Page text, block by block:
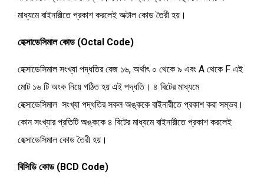
মাধ্যমে বাইনারীতে প্রকাশ করলেই অক্টাল কোড তৈরী হয়।
হেক্সাডেসিমাল কোড (Octal Code)
হেক্সাডেসিমাল সংখ্যা পদ্ধতির বেজ ১৬, অর্থাৎ ০ থেকে ৯ এবং A থেকে F এই
মোট ১৬ টি অংক নিয়ে গঠিত হয় এই পদ্ধতি। ৪ বিটের মাধ্যমে
হেক্সাডেসিমাল সংখ্যা পদ্ধতিরসকল অঙ্ককে বাইনারীতে প্রকাশ করা সম্ভব।
কোনসংখ্যার প্রতিটি অঙ্ককে ৪ বিটের মাধ্যমে বাইনারীতে প্রকাশ করলেই
হেক্সাডেসিমাল কোড তৈরী হয়।
বিসিডি কোড (BCD Code)